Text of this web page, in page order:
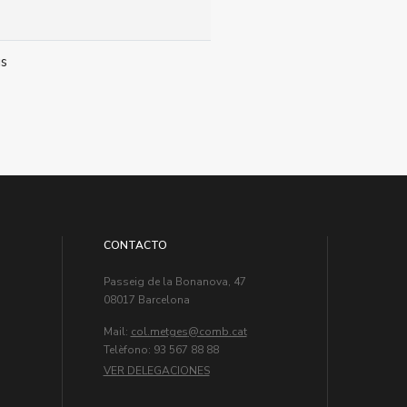
CONTACTO
Passeig de la Bonanova, 47
08017 Barcelona
Mail: col.metges
Telèfono: 93 567 88 88
VER DELEGACIONES